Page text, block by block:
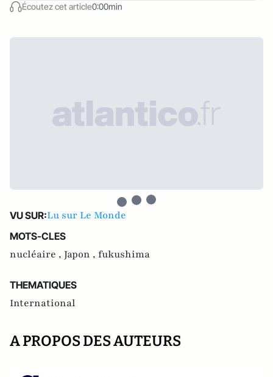
Écoutez cet article0:00min
VU SUR:Lu sur Le Monde
MOTS-CLES
nucléaire , Japon , fukushima
THEMATIQUES
International
A PROPOS DES AUTEURS